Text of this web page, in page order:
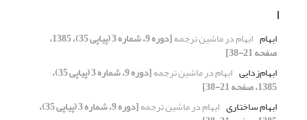
ا
ابهام ابهام در ماشین ترجمه [دوره 9، شماره 3 (پیاپی 35)، 1385،
صفحه 21-38]
ابهام‌زدایی ابهام در ماشین ترجمه [دوره 9، شماره 3 (پیاپی 35)،
1385، صفحه 21-38]
ابهام ساختاری ابهام در ماشین ترجمه [دوره 9، شماره 3 (پیاپی 35)،